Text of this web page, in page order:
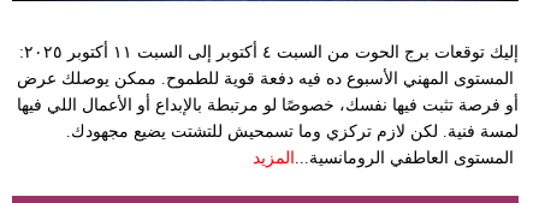
إليك توقعات برج الحوت من السبت ٤ أكتوبر إلى السبت ١١ أكتوبر ٢٠٢٥:
المستوى المهني الأسبوع ده فيه دفعة قوية للطموح. ممكن يوصلك عرض
أو فرصة تثبت فيها نفسك، خصوصًا لو مرتبطة بالإبداع أو الأعمال اللي فيها
لمسة فنية. لكن لازم تركزي وما تسمحيش للتشتت يضيع مجهودك.
المستوى العاطفي الرومانسية...
المزيد